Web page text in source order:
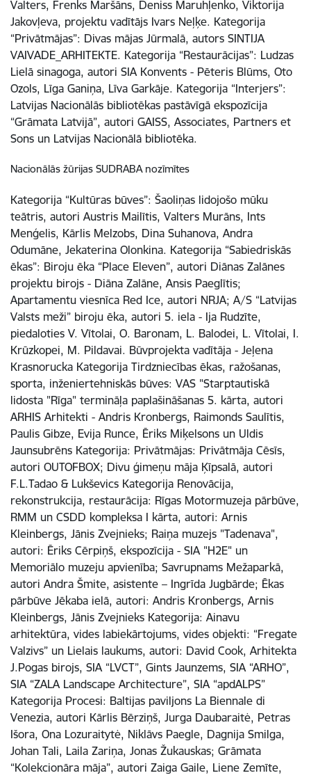
Valters, Frenks Maršāns, Deniss Maruhļenko, Viktorija
Jakovļeva, projektu vadītājs Ivars Neļķe. Kategorija
“Privātmājas”: Divas mājas Jūrmalā, autors SINTIJA
VAIVADE_ARHITEKTE. Kategorija “Restaurācijas”: Ludzas
Lielā sinagoga, autori SIA Konvents - Pēteris Blūms, Oto
Ozols, Līga Ganiņa, Līva Garkāje. Kategorija “Interjers”:
Latvijas Nacionālās bibliotēkas pastāvīgā ekspozīcija
“Grāmata Latvijā”, autori GAISS, Associates, Partners et
Sons un Latvijas Nacionālā bibliotēka.
Nacionālās žūrijas SUDRABA nozīmītes
Kategorija “Kultūras būves”: Šaoliņas lidojošo mūku
teātris, autori Austris Mailītis, Valters Murāns, Ints
Menģelis, Kārlis Melzobs, Dina Suhanova, Andra
Odumāne, Jekaterina Olonkina. Kategorija “Sabiedriskās
ēkas”: Biroju ēka “Place Eleven”, autori Diānas Zalānes
projektu birojs - Diāna Zalāne, Ansis Paeglītis;
Apartamentu viesnīca Red Ice, autori NRJA; A/S “Latvijas
Valsts meži” biroju ēka, autori 5. iela - Ija Rudzīte,
piedaloties V. Vītolai, O. Baronam, L. Balodei, L. Vītolai, I.
Krūzkopei, M. Pildavai. Būvprojekta vadītāja - Jeļena
Krasnorucka Kategorija Tirdzniecības ēkas, ražošanas,
sporta, inženiertehniskās būves: VAS "Starptautiskā
lidosta "Rīga" termināļa paplašināšanas 5. kārta, autori
ARHIS Arhitekti - Andris Kronbergs, Raimonds Saulītis,
Paulis Gibze, Evija Runce, Ēriks Miķelsons un Uldis
Jaunsubrēns Kategorija: Privātmājas: Privātmāja Cēsīs,
autori OUTOFBOX; Divu ģimeņu māja Ķīpsalā, autori
F.L.Tadao & Lukševics Kategorija Renovācija,
rekonstrukcija, restaurācija: Rīgas Motormuzeja pārbūve,
RMM un CSDD kompleksa I kārta, autori: Arnis
Kleinbergs, Jānis Zvejnieks; Raiņa muzejs "Tadenava",
autori: Ēriks Cērpiņš, ekspozīcija - SIA "H2E" un
Memoriālo muzeju apvienība; Savrupnams Mežaparkā,
autori Andra Šmite, asistente – Ingrīda Jugbārde; Ēkas
pārbūve Jēkaba ielā, autori: Andris Kronbergs, Arnis
Kleinbergs, Jānis Zvejnieks Kategorija: Ainavu
arhitektūra, vides labiekārtojums, vides objekti: “Fregate
Valzivs” un Lielais laukums, autori: David Cook, Arhitekta
J.Pogas birojs, SIA “LVCT”, Gints Jaunzems, SIA “ARHO”,
SIA “ZALA Landscape Architecture”, SIA “apdALPS”
Kategorija Procesi: Baltijas paviljons La Biennale di
Venezia, autori Kārlis Bērziņš, Jurga Daubaraitė, Petras
Išora, Ona Lozuraitytė, Niklāvs Paegle, Dagnija Smilga,
Johan Tali, Laila Zariņa, Jonas Žukauskas; Grāmata
“Kolekcionāra māja”, autori Zaiga Gaile, Liene Zemīte,